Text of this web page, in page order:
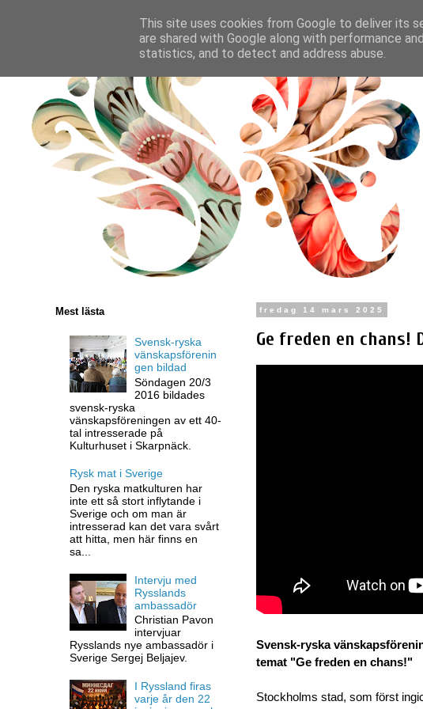
fredag 14 mars 2025
Ge freden en chans!
Svensk-ryska
temat "Ge freden en chans!"
Stockholms stad, som först
Mest lästa
Svensk-ryska
vänskapsförenin
gen bildad
Söndagen 20/3
2016 bildades
svensk-ryska
vänskapsföreningen av ett 40-
tal intresserade på
Kulturhuset i Skarpnäck.
Rysk mat i Sverige
Den ryska matkulturen har
inte ett så stort inflytande i
Sverige och om man är
intresserad kan det vara svårt
att hitta, men här finns en
sa...
Intervju med
Rysslands
ambassadör
Christian Pavon
intervjuar
Rysslands nye ambassadör i
Sverige Sergej Beljajev.
I Ryssland firas
varje år den 22
This site uses cookies from Google to deliver its
are shared with Google along with performance
statistics, and to detect and address abuse.